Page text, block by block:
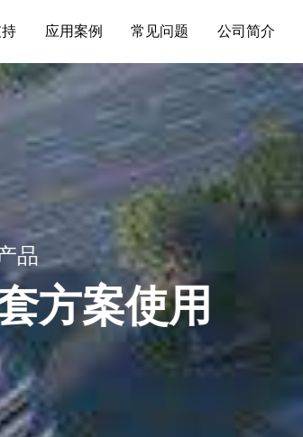
应用案例 常见问题 公司简介
减隔震产品
配套方案使用
案